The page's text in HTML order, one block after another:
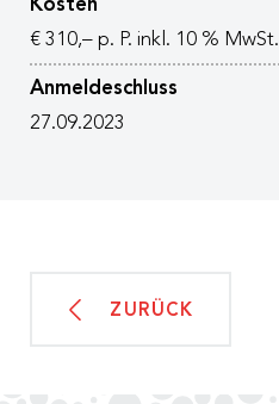
Kosten
€ 310,– p. P. inkl. 10 % MwSt.
Anmeldeschluss
27.09.2023
ZURÜCK